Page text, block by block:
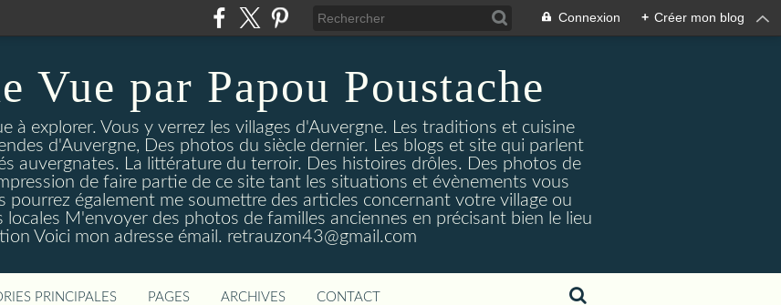
Connexion + Créer mon blog
Vue par Papou Poustache
à explorer. Vous y verrez les villages d'Auvergne. Les traditions et cuisine
d'Auvergne, Des photos du siècle dernier. Les blogs et site qui parlent
auvergnates. La littérature du terroir. Des histoires drôles. Des photos de
de faire partie de ce site tant les situations et évènements vous
pourrez également me soumettre des articles concernant votre village ou
locales M'envoyer des photos de familles anciennes en précisant bien le lieu
Voici mon adresse émail. retrauzon43@gmail.com
PRINCIPALES PAGES ARCHIVES CONTACT